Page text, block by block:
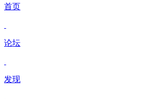
首页
论坛
发现